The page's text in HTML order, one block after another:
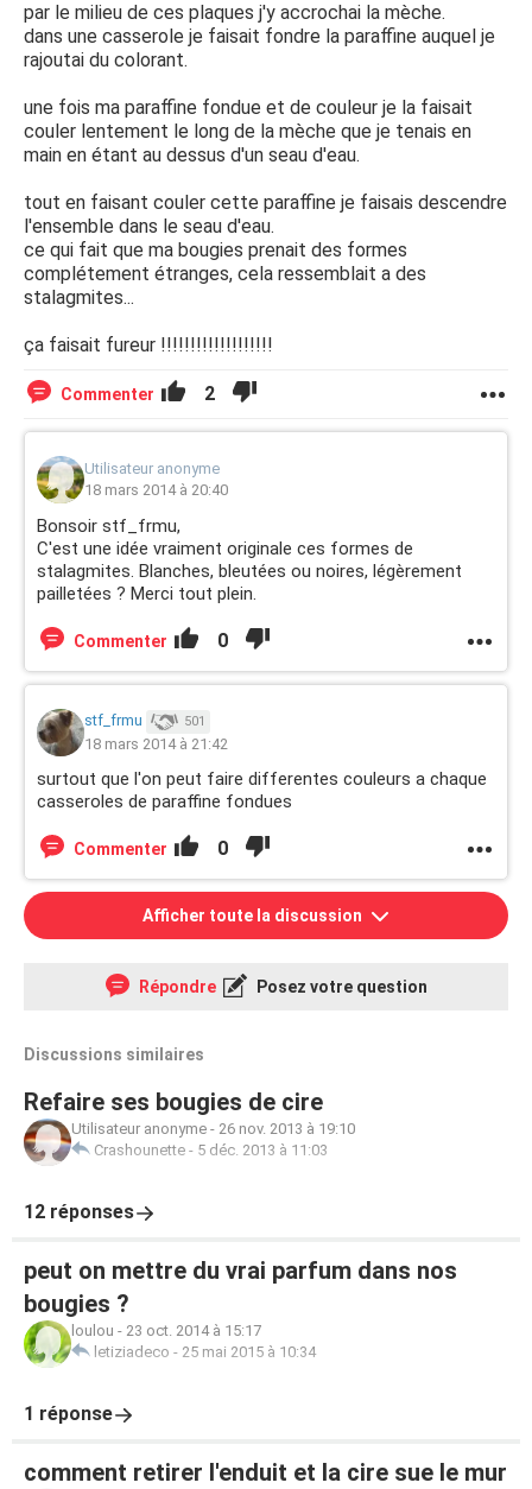
par le milieu de ces plaques j'y accrochai la mèche.
dans une casserole je faisait fondre la paraffine auquel je
rajoutai du colorant.
une fois ma paraffine fondue et de couleur je la faisait
couler lentement le long de la mèche que je tenais en
main en étant au dessus d'un seau d'eau.
tout en faisant couler cette paraffine je faisais descendre
l'ensemble dans le seau d'eau.
ce qui fait que ma bougies prenait des formes
complétement étranges, cela ressemblait a des
stalagmites...
ça faisait fureur !!!!!!!!!!!!!!!!!!!
Commenter 2
Utilisateur anonyme
18 mars 2014 à 20:40
Bonsoir stf_frmu,
C'est une idée vraiment originale ces formes de
stalagmites. Blanches, bleutées ou noires, légèrement
pailletées ? Merci tout plein.
Commenter 0
stf_frmu 501
18 mars 2014 à 21:42
surtout que l'on peut faire differentes couleurs a chaque
casseroles de paraffine fondues
Commenter 0
Afficher toute la discussion
Répondre Posez votre question
Discussions similaires
Refaire ses bougies de cire
Utilisateur anonyme - 26 nov. 2013 à 19:10
Crashounette - 5 déc. 2013 à 11:03
12 réponses
peut on mettre du vrai parfum dans nos
bougies ?
loulou - 23 oct. 2014 à 15:17
letiziadeco - 25 mai 2015 à 10:34
1 réponse
comment retirer l'enduit et la cire sue le mur